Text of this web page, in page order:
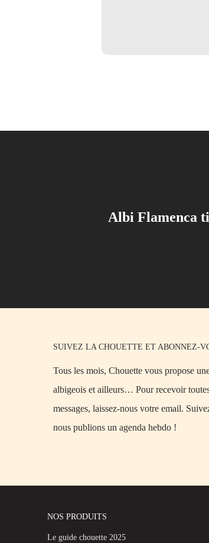
Albi Flamenca
SUIVEZ LA CHOUETTE ET ABONNEZ-
Tous les mois, Chouette vous propose
albigeois et ailleurs… Pour recevoir
messages, laissez-nous votre email.
nous publions un agenda hebdo !
NOS PRODUITS
Le guide chouette 2025